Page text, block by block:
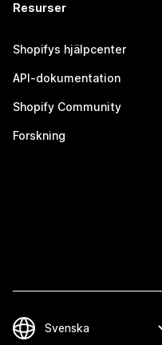
Resurser
Shopifys hjälpcenter
API-dokumentation
Shopify Community
Forskning